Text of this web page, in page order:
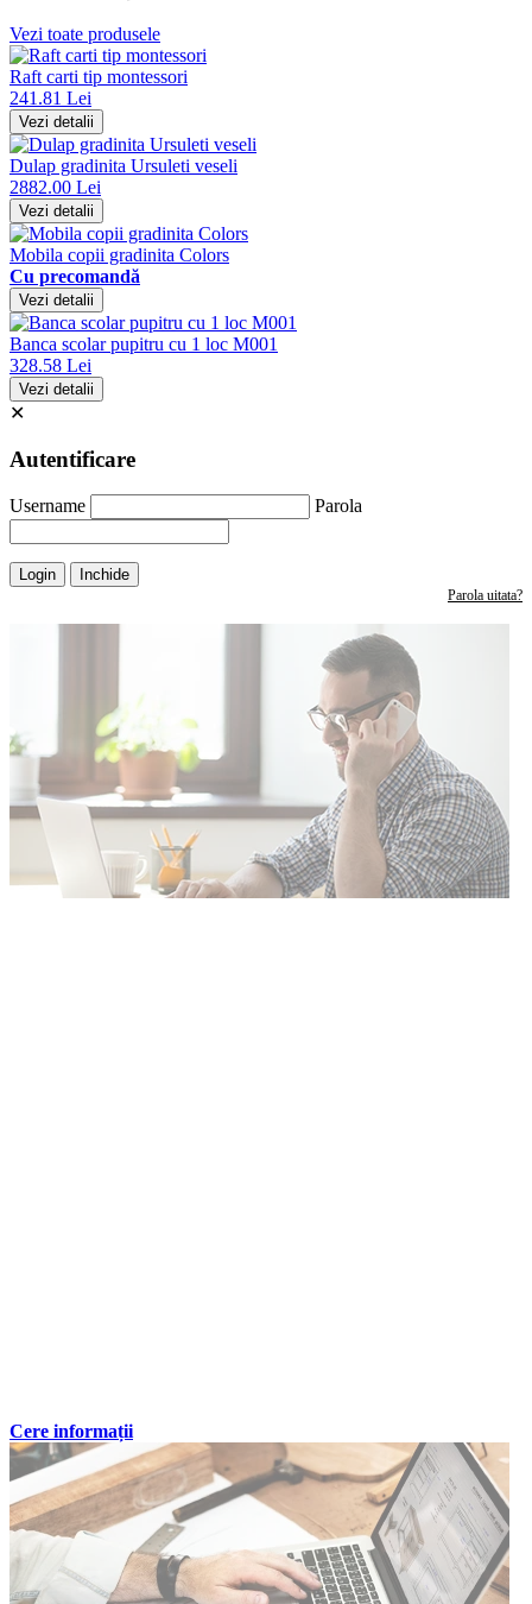
Vezi toate produsele
Raft carti tip montessori
241.81 Lei
Vezi detalii
Dulap gradinita Ursuleti veseli
2882.00 Lei
Vezi detalii
Mobila copii gradinita Colors
Cu precomandă
Vezi detalii
Banca scolar pupitru cu 1 loc M001
328.58 Lei
Vezi detalii
✕
Autentificare
Username Parola
Login Inchide
Parola uitata?
Cere informații